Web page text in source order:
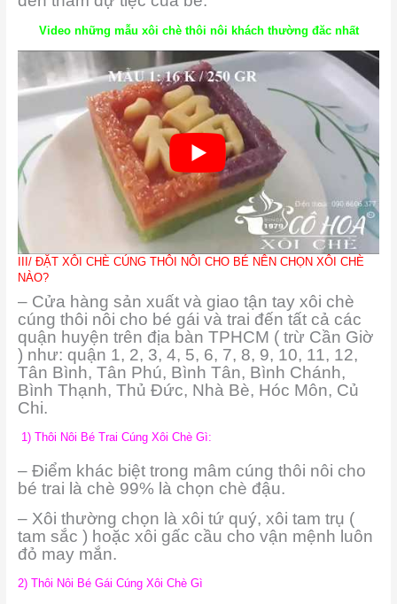
Video những mẫu xôi chè thôi nôi khách thường đăc nhất
III/ ĐẶT XÔI CHÈ CÚNG THÔI NÔI CHO BÉ NÊN CHỌN XÔI CHÈ
NÀO?
– Cửa hàng sản xuất và giao tận tay xôi chè
cúng thôi nôi cho bé gái và trai đến tất cả các
quận huyện trên địa bàn TPHCM ( trừ Cần Giờ
) như: quận 1, 2, 3, 4, 5, 6, 7, 8, 9, 10, 11, 12,
Tân Bình, Tân Phú, Bình Tân, Bình Chánh,
Bình Thạnh, Thủ Đức, Nhà Bè, Hóc Môn, Củ
Chi.
1) Thôi Nôi Bé Trai Cúng Xôi Chè Gì:
– Điểm khác biệt trong mâm cúng thôi nôi cho
bé trai là chè 99% là chọn chè đậu.
– Xôi thường chọn là xôi tứ quý, xôi tam trụ (
tam sắc ) hoặc xôi gấc cầu cho vận mệnh luôn
đỏ may mắn.
2) Thôi Nôi Bé Gái Cúng Xôi Chè Gì